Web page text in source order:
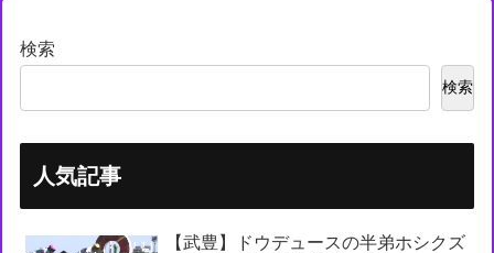
検索
検索
人気記事
【武豊】ドウデュースの半弟ホシクズ